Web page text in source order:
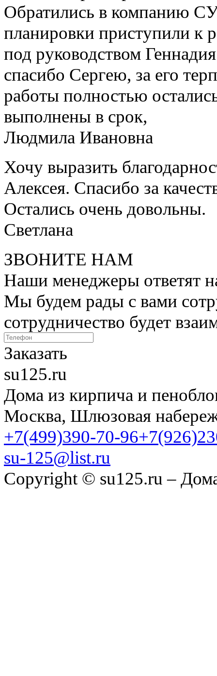
Обратились в компанию
планировки приступили к
под руководством
спасибо Сергею, за его
работы полностью
выполнены в срок,
Людмила Ивановна
Хочу выразить
Алексея. Спасибо за
Остались очень довольны.
Светлана
ЗВОНИТЕ НАМ
Наши менеджеры ответят
Мы будем рады с вами
сотрудничество будет
Заказать
su125.ru
Дома из кирпича и
Москва, Шлюзовая
+7(499)390-70-96
su-125@list.ru
Copyright © su125.ru –